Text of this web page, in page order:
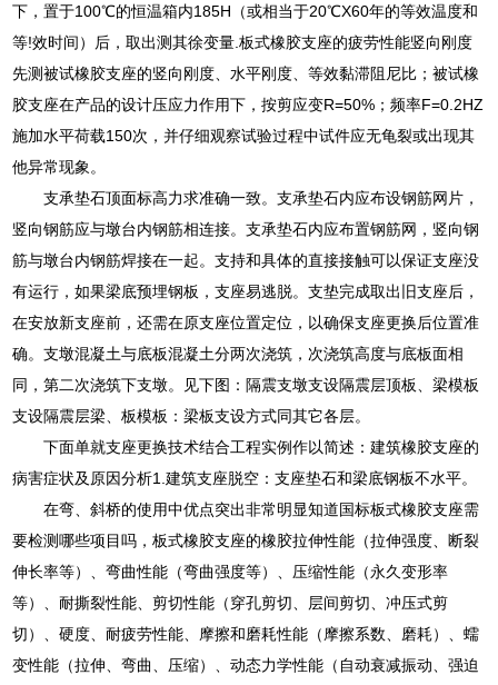
下，置于100℃的恒温箱内185H（或相当于20℃X60年的等效温度和
等!效时间）后，取出测其徐变量.板式橡胶支座的疲劳性能竖向刚度
先测被试橡胶支座的竖向刚度、水平刚度、等效黏滞阻尼比；被试橡
胶支座在产品的设计压应力作用下，按剪应变R=50%；频率F=0.2HZ
施加水平荷载150次，并仔细观察试验过程中试件应无龟裂或出现其
他异常现象。
支承垫石顶面标高力求准确一致。支承垫石内应布设钢筋网片，
竖向钢筋应与墩台内钢筋相连接。支承垫石内应布置钢筋网，竖向钢
筋与墩台内钢筋焊接在一起。支持和具体的直接接触可以保证支座没
有运行，如果梁底预埋钢板，支座易逃脱。支垫完成取出旧支座后，
在安放新支座前，还需在原支座位置定位，以确保支座更换后位置准
确。支墩混凝土与底板混凝土分两次浇筑，次浇筑高度与底板面相
同，第二次浇筑下支墩。见下图：隔震支墩支设隔震层顶板、梁模板
支设隔震层梁、板模板：梁板支设方式同其它各层。
下面单就支座更换技术结合工程实例作以简述：建筑橡胶支座的
病害症状及原因分析1.建筑支座脱空：支座垫石和梁底钢板不水平。
在弯、斜桥的使用中优点突出非常明显知道国标板式橡胶支座需
要检测哪些项目吗，板式橡胶支座的橡胶拉伸性能（拉伸强度、断裂
伸长率等）、弯曲性能（弯曲强度等）、压缩性能（永久变形率
等）、耐撕裂性能、剪切性能（穿孔剪切、层间剪切、冲压式剪
切）、硬度、耐疲劳性能、摩擦和磨耗性能（摩擦系数、磨耗）、蠕
变性能（拉伸、弯曲、压缩）、动态力学性能（自动衰减振动、强迫